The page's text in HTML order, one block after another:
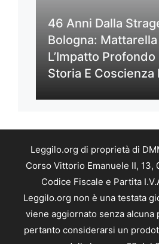
46 Anni Dalla
Bologna:
L’Impatto Profondo
Storia E Coscienza
Leggilo.org di proprietà di
Corso Vittorio Emanuele II, 13,
Codice Fiscale e Partita
Leggilo.org non è una testata
viene aggiornato senza alcuna
pertanto considerarsi un